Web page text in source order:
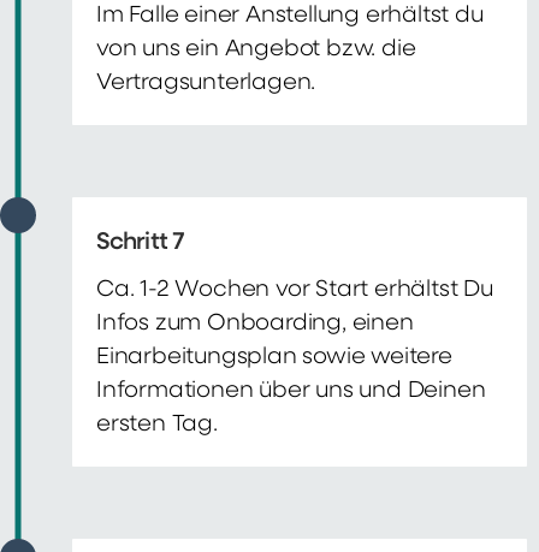
Im Falle einer Anstellung erhältst du
von uns ein Angebot bzw. die
Vertragsunterlagen.
Schritt 7
Ca. 1-2 Wochen vor Start erhältst Du
Infos zum Onboarding, einen
Einarbeitungsplan sowie weitere
Informationen über uns und Deinen
ersten Tag.